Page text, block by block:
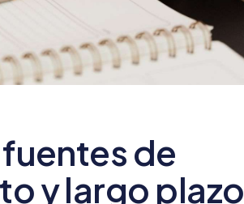
de
y largo plazo